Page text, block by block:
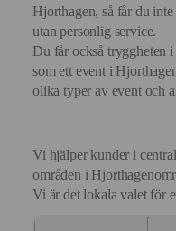
Hjorthagen, så får du
utan personlig service.
Du får också tryggheten
som ett event i
olika typer av event och
Vi hjälper kunder i
områden i
Vi är det lokala valet för